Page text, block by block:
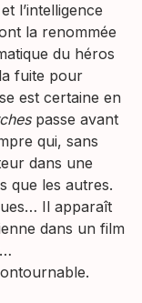
l’intelligence
la renommée
du héros
fuite pour
est certaine en
passe avant
qui, sans
dans une
que les autres.
Il apparaît
dans un film